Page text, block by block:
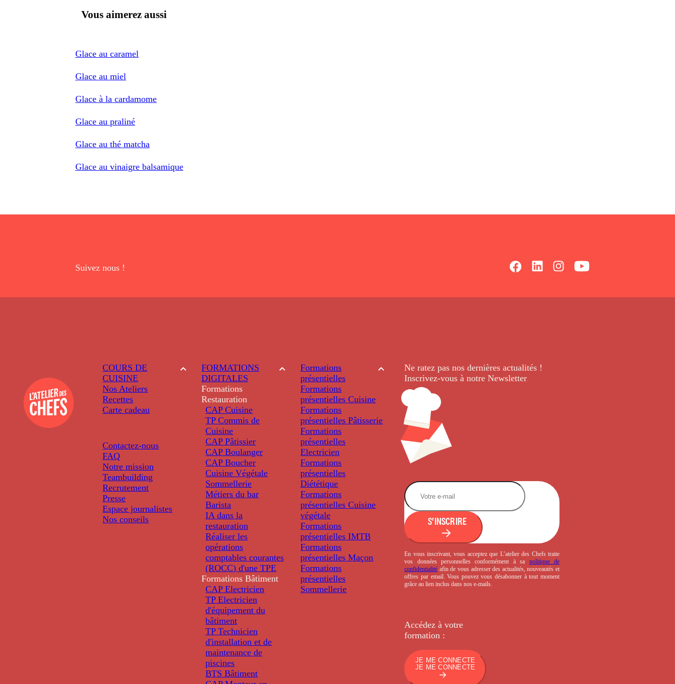
Vous aimerez aussi
Glace au caramel
Glace au miel
Glace à la cardamome
Glace au praliné
Glace au thé matcha
Glace au vinaigre balsamique
Suivez nous !
COURS DE
CUISINE
Nos Ateliers
Recettes
Carte cadeau
Contactez-nous
FAQ
Notre mission
Teambuilding
Recrutement
Presse
Espace journalistes
Nos conseils
FORMATIONS
DIGITALES
Formations
Restauration
CAP Cuisine
TP Commis de
Cuisine
CAP Pâtissier
CAP Boulanger
CAP Boucher
Cuisine Végétale
Sommellerie
Métiers du bar
Barista
IA dans la
restauration
Réaliser les
opérations
comptables courantes
(ROCC) d'une TPE
Formations Bâtiment
CAP Electricien
TP Electricien
d'équipement du
bâtiment
TP Technicien
d'installation et de
maintenance de
piscines
BTS Bâtiment
Formations
présentielles
Formations
présentielles Cuisine
Formations
présentielles Pâtisserie
Formations
présentielles
Electricien
Formations
présentielles
Diététique
Formations
présentielles Cuisine
végétale
Formations
présentielles IMTB
Formations
présentielles Maçon
Formations
présentielles
Sommellerie
Ne ratez pas nos dernièresactualités !
Inscrivez-vous à notre Newsletter.
S'INSCRIRE
En vous inscrivant, vous acceptez que L’atelier des Chefs traite
vos données personnelles conformément à sa politique de
confidentialité afin de vous adresser des actualités, nouveautés et
offres par email. Vous pouvez vous désabonner à tout moment
grâce au lien inclus dans nos e-mails.
Accédez à votre
formation :
JE ME CONNECTE
JE ME CONNECTE